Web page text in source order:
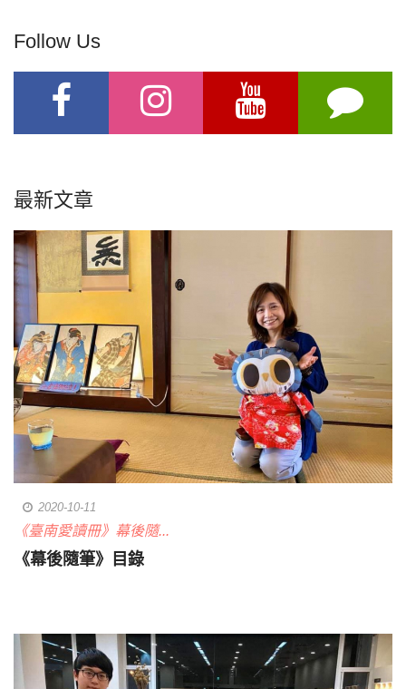
Follow Us
最新文章
2020-10-11
《臺南愛讀冊》幕後隨...
《幕後隨筆》目錄